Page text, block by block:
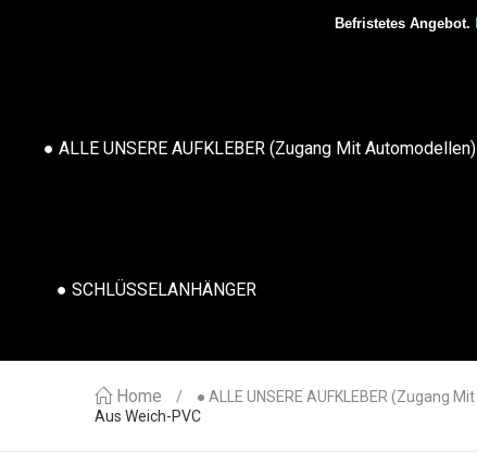
Befristetes Angebot.
● ALLE UNSERE AUFKLEBER (Zugang Mit Automodellen)
● SCHLÜSSELANHÄNGER
Home ● ALLE UNSERE AUFKLEBER (Zugang
Aus Weich-PVC